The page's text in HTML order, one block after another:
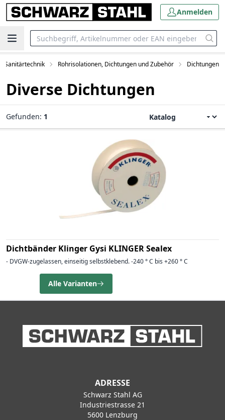
Anmelden
Sanitärtechnik Rohrisolationen, Dichtungen und Zubehör Dichtungen
Diverse Dichtungen
Gefunden: 1
Dichtbänder Klinger Gysi KLINGER Sealex
- DVGW-zugelassen, einseitig selbstklebend. -240 ° C bis +260 ° C
Alle Varianten
ADRESSE
Schwarz Stahl AG
Industriestrasse 21
5600 Lenzburg